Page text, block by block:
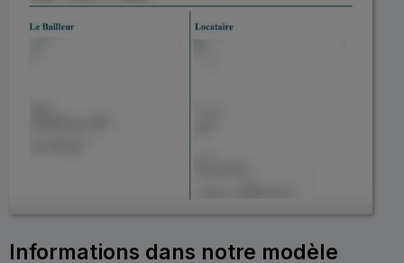
Informations dans notre modèle